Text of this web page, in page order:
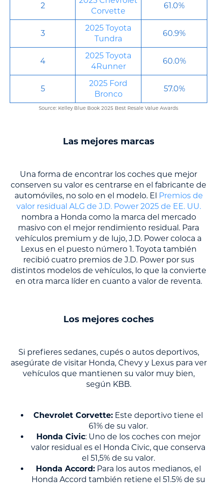
2
Corvette
61.0%
3
2025 Toyota
Tundra
60.9%
4
2025 Toyota
4Runner
60.0%
5
2025 Ford
Bronco
57.0%
Source: Kelley Blue Book 2025 Best Resale Value Awards
Las mejores marcas
Una forma de encontrar los coches que mejor
conserven su valor es centrarse en el fabricante de
automóviles, no solo en el modelo. El
Premios de
valor residual ALG de J.D. Power 2025 de EE. UU.
nombra a Honda como la marca del mercado
masivo con el mejor rendimiento residual. Para
vehículos premium y de lujo, J.D. Power coloca a
Lexus en el puesto número 1. Toyota también
recibió cuatro premios de J.D. Power por sus
distintos modelos de vehículos, lo que la convierte
en otra marca líder en cuanto a valor de reventa.
Los mejores coches
Si prefieres sedanes, cupés o autos deportivos,
asegúrate de visitar Honda, Chevy y Lexus para ver
vehículos que mantienen su valor muy bien,
según KBB.
Chevrolet Corvette: Este deportivo tiene el
61% de su valor.
Honda Civic: Uno de los coches con mejor
valor residual es el Honda Civic, que conserva
el 51,5% de su valor.
Honda Accord:Para los autos medianos, el
Honda Accord también retiene el 51.5% de su